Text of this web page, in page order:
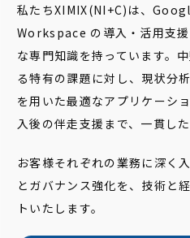
私たちXIMIX(NI+C)は、
Workspace の導入・活用支
な専門知識を持っています。
る特有の課題に対し、現状分
を用いた最適なアプリケーシ
入後の伴走支援まで、一貫し
お客様それぞれの業務に深く
とガバナンス強化を、技術と
トいたします。